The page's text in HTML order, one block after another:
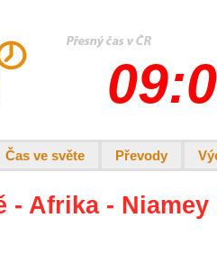
Čas ve světe Převody
- Afrika - Niamey